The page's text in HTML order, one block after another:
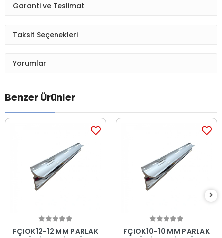
Garanti ve Teslimat
Taksit Seçenekleri
Yorumlar
Benzer Ürünler
FÇIOK12-12 MM PARLAK
FÇIOK10-10 MM PARLAK